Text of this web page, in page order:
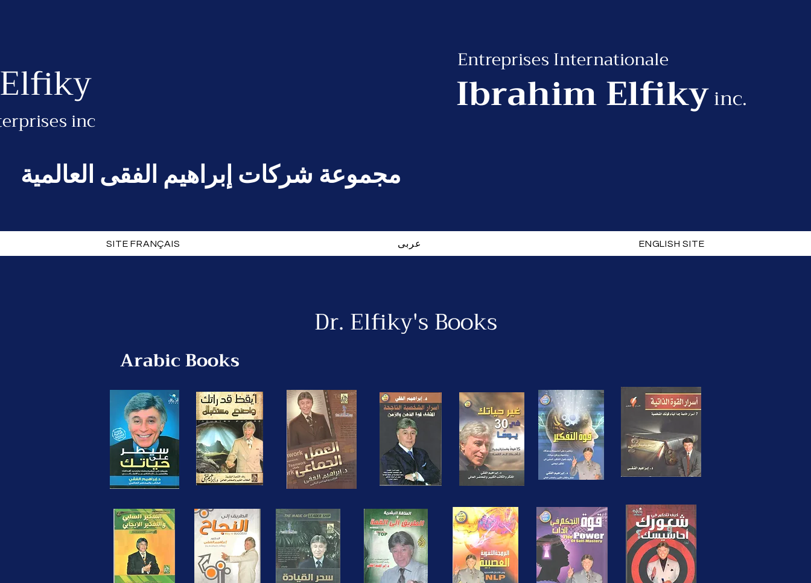
Entreprises Internationale
Ibrahim Elfikyinc.
مجموعة شركات إبراهيم الفقى العالمية
inc
SITE FRANÇAIS عربى ENGLISH SITE
Dr. Elfiky's Books
Arabic Books